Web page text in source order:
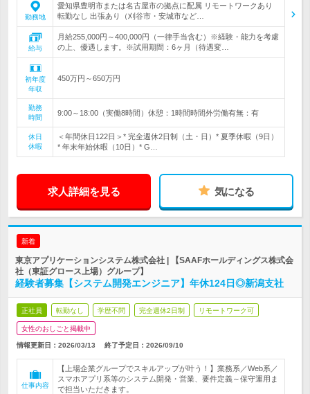
勤務地
愛知県豊明市または名古屋市の拠点に配属 リモートワークあり
転勤なし 出張あり（刈谷市・安城市など…
給与
月給255,000円～400,000円（一律手当含む）※経験・能力を考慮
の上、優遇します。※試用期間：6ヶ月（待遇変…
初年度
年収
450万円～650万円
勤務
時間
9:00～18:00（実働8時間）休憩：1時間時間外労働有無：有
休日
休暇
＜年間休日122日＞* 完全週休2日制（土・日）* 夏季休暇（9日）
* 年末年始休暇（10日）* G…
求人詳細を見る 気になる
新着
東京アプリケーションシステム株式会社 | 【SAAFホールディングス株式会
社（東証グロース上場）グループ】
経験者募集【システム開発エンジニア】年休124日◎新潟支社
正社員 転勤なし 学歴不問 完全週休2日制 リモートワーク可
女性のおしごと掲載中
情報更新日：2026/03/13 終了予定日： 2026/09/10
仕事内容
【上場企業グループでスキルアップが叶う！】業務系／Web系／
スマホアプリ系等のシステム開発・営業、要件定義～保守運用ま
で担当いただきます。